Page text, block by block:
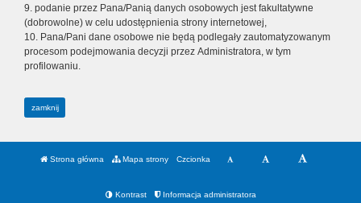
9. podanie przez Pana/Panią danych osobowych jest fakultatywne
(dobrowolne) w celu udostępnienia strony internetowej,
10. Pana/Pani dane osobowe nie będą podlegały zautomatyzowanym
procesom podejmowania decyzji przez Administratora, w tym
profilowaniu.
zamknij
Strona główna Mapa strony Czcionka
Kontrast Informacja administratora